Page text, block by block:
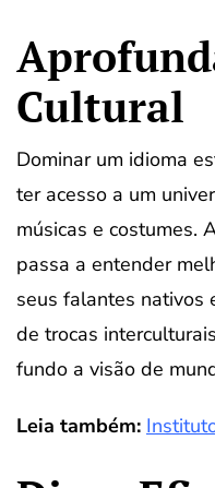
Cultural
Dominar um idioma
ter acesso a um
músicas e costumes.
passa a entender
seus falantes nativos
de trocas
fundo a visão de
Leia também: